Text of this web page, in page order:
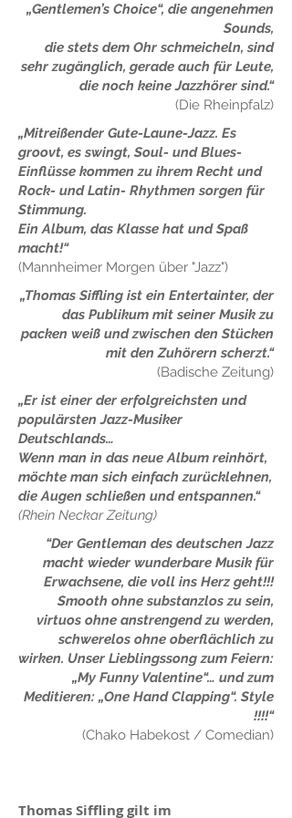
„Gentlemen’s Choice“, die angenehmen
Sounds,
die stets dem Ohr schmeicheln, sind
sehr zugänglich, gerade auch für Leute,
die noch keine Jazzhörer sind.“
(Die Rheinpfalz)
„Mitreißender Gute-Laune-Jazz. Es
groovt, es swingt, Soul- und Blues-
Einflüsse kommen zu ihrem Recht und
Rock- und Latin- Rhythmen sorgen für
Stimmung.
Ein Album, das Klasse hat und Spaß
macht!“
(Mannheimer Morgen über "Jazz")
„Thomas Siffling ist ein Entertainter, der
das Publikum mit seiner Musik zu
packen weiß und zwischen den Stücken
mit den Zuhörern scherzt.“
(Badische Zeitung)
„Er ist einer der erfolgreichsten und
populärsten Jazz-Musiker
Deutschlands…
Wenn man in das neue Album reinhört,
möchte man sich einfach zurücklehnen,
die Augen schließen und entspannen.“
(Rhein Neckar Zeitung)
“Der Gentleman des deutschen Jazz
macht wieder wunderbare Musik für
Erwachsene, die voll ins Herz geht!!!
Smooth ohne substanzlos zu sein,
virtuos ohne anstrengend zu werden,
schwerelos ohne oberflächlich zu
wirken. Unser Lieblingssong zum Feiern:
„My Funny Valentine“… und zum
Meditieren: „One Hand Clapping“. Style
!!!!“
(Chako Habekost / Comedian)
Thomas Siffling gilt im